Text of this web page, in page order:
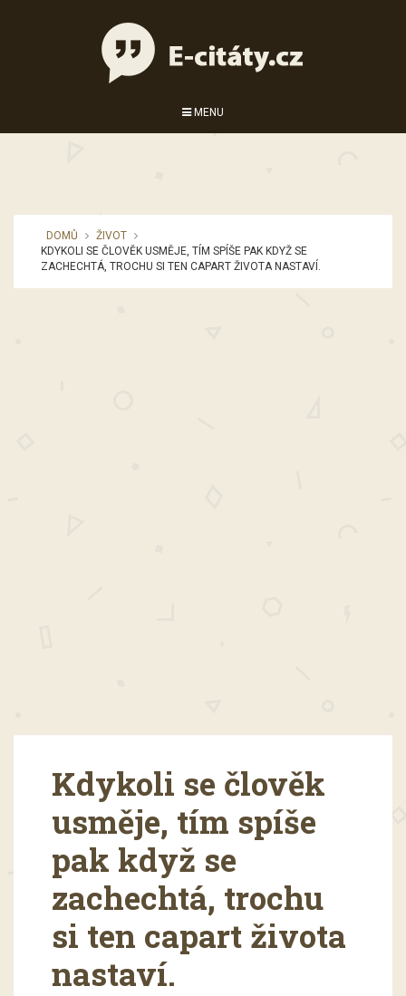
MENU
DOMŮ
ŽIVOT
KDYKOLI SE ČLOVĚK USMĚJE, TÍM SPÍŠE PAK KDYŽ SE
ZACHECHTÁ, TROCHU SI TEN CAPART ŽIVOTA NASTAVÍ.
Kdykoli se člověk
usměje, tím spíše
pak když se
zachechtá, trochu
si ten capart života
nastaví.